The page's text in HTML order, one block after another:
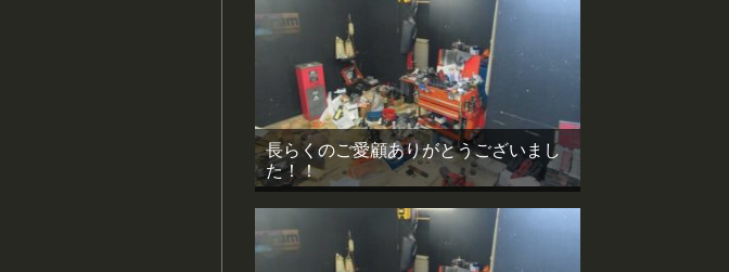
長らくのご愛顧ありがとうございまし
た！！